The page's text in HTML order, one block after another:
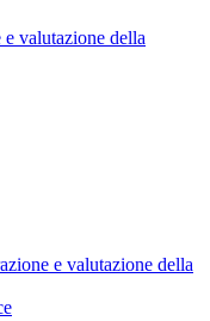
valutazione della
e valutazione della